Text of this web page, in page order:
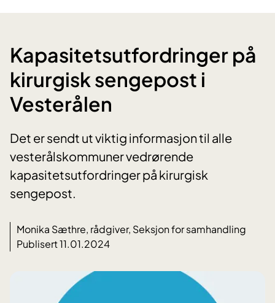
Kapasitetsutfordringer på
kirurgisk sengepost i
Vesterålen
Det er sendt ut viktig informasjon til alle
vesterålskommuner vedrørende
kapasitetsutfordringer på kirurgisk
sengepost.
Monika Sæthre, rådgiver, Seksjon for samhandling
Publisert 11.01.2024